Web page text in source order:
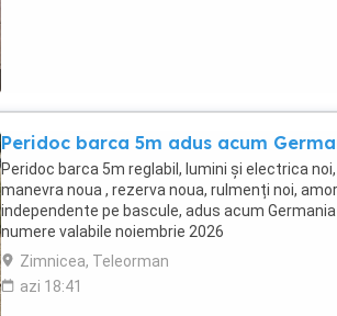
Peridoc barca 5m adus acum
Peridoc barca 5m reglabil, lumini și electrica
manevra noua , rezerva noua, rulmenți noi,
independente pe bascule, adus acum
numere valabile noiembrie 2026
Zimnicea, Teleorman
azi 18:41